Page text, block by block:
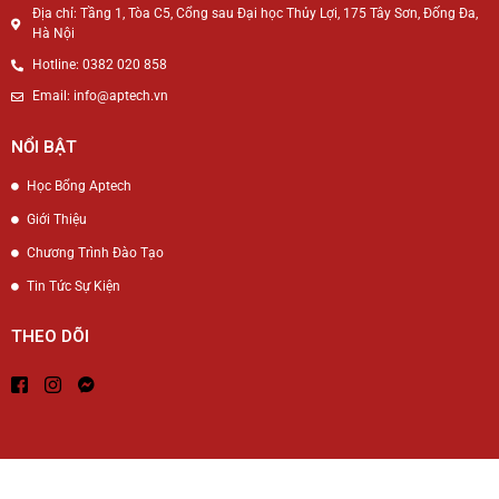
Địa chỉ: Tầng 1, Tòa C5, Cổng sau Đại học Thủy Lợi, 175 Tây Sơn, Đống Đa,
Hà Nội
Hotline: 0382 020 858
Email: info@aptech.vn
NỔI BẬT
Học Bổng Aptech
Giới Thiệu
Chương Trình Đào Tạo
Tin Tức Sự Kiện
THEO DÕI